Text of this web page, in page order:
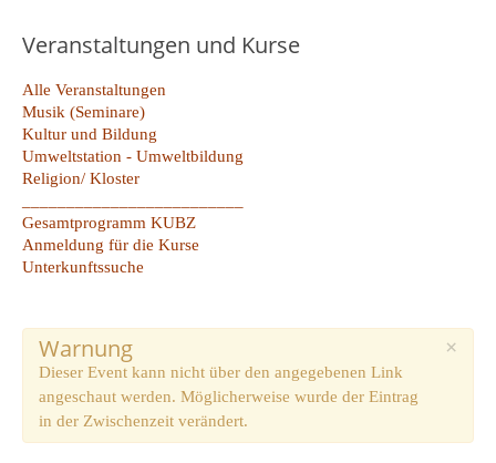
Veranstaltungen und Kurse
Alle Veranstaltungen
Musik (Seminare)
Kultur und Bildung
Umweltstation - Umweltbildung
Religion/ Kloster
Gesamtprogramm KUBZ
Anmeldung für die Kurse
Unterkunftssuche
×
Warnung
Dieser Event kann nicht über den angegebenen Link
angeschaut werden. Möglicherweise wurde der Eintrag
in der Zwischenzeit verändert.